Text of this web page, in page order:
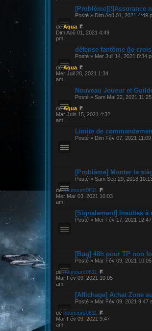
[Problème][!]Assurance
Posté » Dim Aoû 01, 2021 4:49
deAqua
Dim Aoû 01, 2021 4:49
pm
défense fantôme (je
Posté » Mer Juil 14, 2021 8:34
deAqua
Mer Juil 28, 2021 1:34
am
Nouveau Joueur et
Posté » Sam Mai 22, 2021
deAqua
Mar Juin 15, 2021 4:32
am
Limite de
Posté » Dim Fév 07, 2021 11:09
[Problème] Monter le
Posté » Sam Sep 29, 2018
denounours0811
Mer Mar 03, 2021 10:03
am
[Signalement] Insultes à
Posté » Mer Fév 17, 2021
[Bug] 48h pour TP non
Posté » Mar Fév 09, 2021
denounours0811
Mar Fév 09, 2021 10:05
am
[Affichage] Achat Zone
Posté » Mar Fév 09, 2021 9:47
denounours0811
Mar Fév 09, 2021 9:47
am